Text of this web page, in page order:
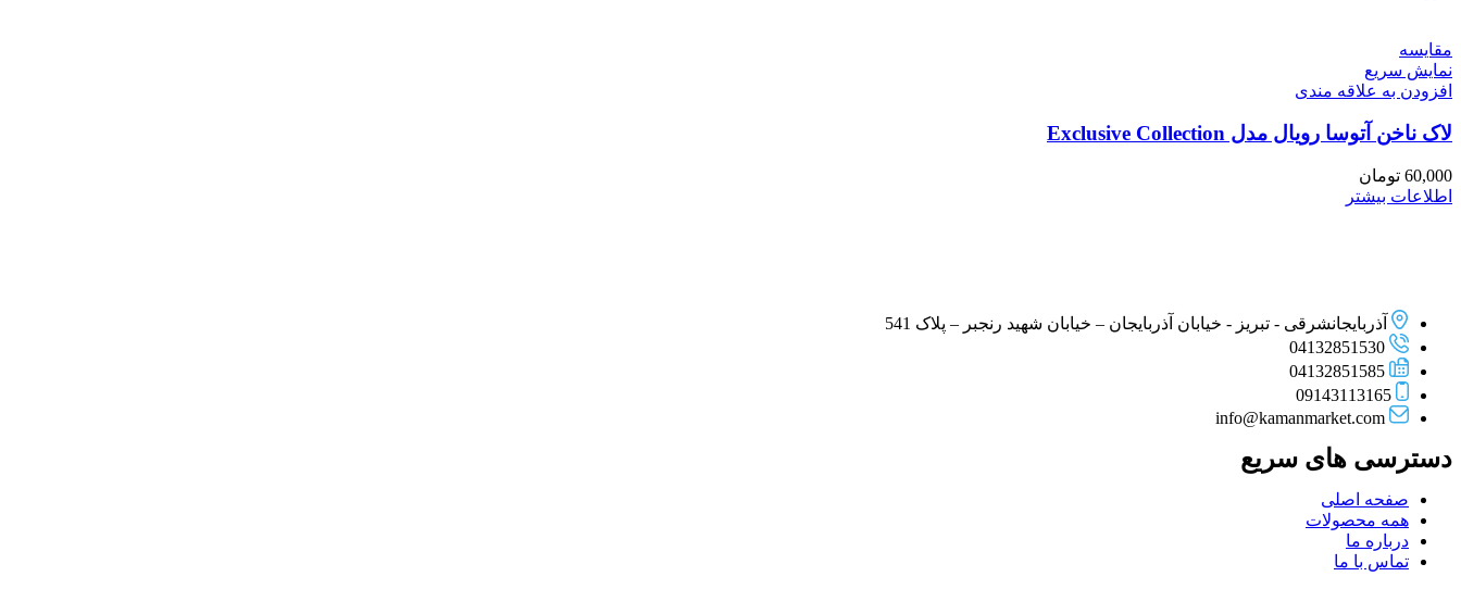
مقايسه
نمایش سریع
افزودن به علاقه مندی
لاک ناخن آتوسا رویال مدل Exclusive Collection
60,000 تومان
اطلاعات بیشتر
آذربایجانشرقی - تبریز - خیابان آذربایجان – خیابان شهید رنجبر – پلاک 541
04132851530
04132851585
09143113165
info@kamanmarket.com
دسترسی های سریع
صفحه اصلی
همه محصولات
درباره ما
تماس با ما